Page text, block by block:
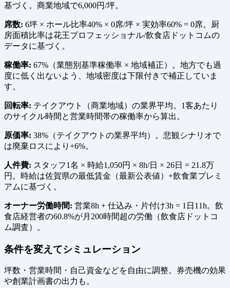
基づく。商業地域で6,000円/坪。
席数: 6坪 × ホール比率40% × 0席/坪 × 実効率60% = 0席。厨
房面積比率は花王プロフェッショナル/飲食店ドットコムの
データに基づく。
稼働率: 67%（業態別基準稼働率 × 地域補正）。地方でも過
度に低く出ないよう、地域密度は下限付きで補正していま
す。
回転率: テイクアウト（商業地域）の業界平均。1客あたり
のサイクル時間と営業時間帯の稼働率から算出。
原価率: 38%（テイクアウトの業界平均）。悲観シナリオで
は廃棄ロスにより+6%。
人件費: スタッフ1名 × 時給1,050円 × 8h/日 × 26日 = 21.8万
円。時給は佐賀県の最低賃金（最新公表値）+飲食業プレミ
アムに基づく。
オーナー労働時間: 営業8h + 仕込み・片付け3h = 1日11h。飲
食店経営者の60.8%が月200時間超の労働（飲食店ドットコ
ム調査）。
条件を変えてシミュレーション
坪数・営業時間・自己資金などを自由に調整。券売機の効果
や創業計画書の出力も。